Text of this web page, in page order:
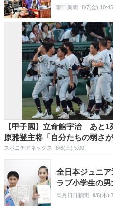
朝日新聞 8/7(金) 10:45
【甲子園】立命館宇治 あと
原雅登主将「自分たちの弱さが
スポニチアネックス 8/8(土) 5:00
全日本ジュニ
ラブ小学生の
両丹日日新聞 8/6(木)